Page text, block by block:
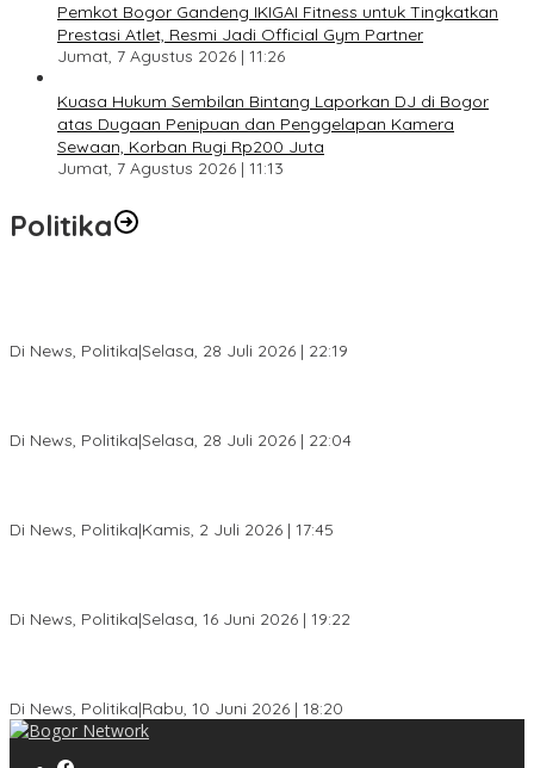
Pemkot Bogor Gandeng IKIGAI Fitness untuk Tingkatkan
Prestasi Atlet, Resmi Jadi Official Gym Partner
Jumat, 7 Agustus 2026 | 11:26
Kuasa Hukum Sembilan Bintang Laporkan DJ di Bogor
atas Dugaan Penipuan dan Penggelapan Kamera
Sewaan, Korban Rugi Rp200 Juta
Jumat, 7 Agustus 2026 | 11:13
Politika
Di News, Politika|Selasa, 28 Juli 2026 | 22:19
Di News, Politika|Selasa, 28 Juli 2026 | 22:04
Di News, Politika|Kamis, 2 Juli 2026 | 17:45
Di News, Politika|Selasa, 16 Juni 2026 | 19:22
Di News, Politika|Rabu, 10 Juni 2026 | 18:20